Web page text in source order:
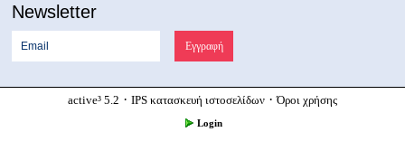
Newsletter
active³ 5.2 · IPS κατασκευή ιστοσελίδων ·Όροι χρήσης
Login